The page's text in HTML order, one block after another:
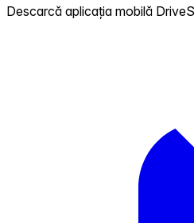
Descarcă aplicația mobilă